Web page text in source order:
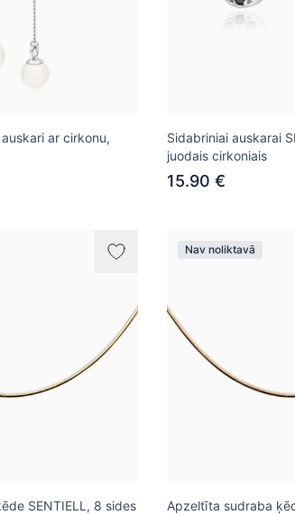
ar cirkonu,
Sidabriniai auskarai
juodais cirkoniais
15.90 €
SENTIELL, 8 sides
Nav noliktavā
Apzeltīta sudraba